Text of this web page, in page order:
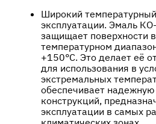
Широкий
эксплуатации. Эмаль
защищает поверхности
температурном
+150°С. Это делает её
для использования в
экстремальных
обеспечивает
конструкций,
эксплуатации в самых